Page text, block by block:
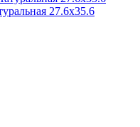
27.6x35.6